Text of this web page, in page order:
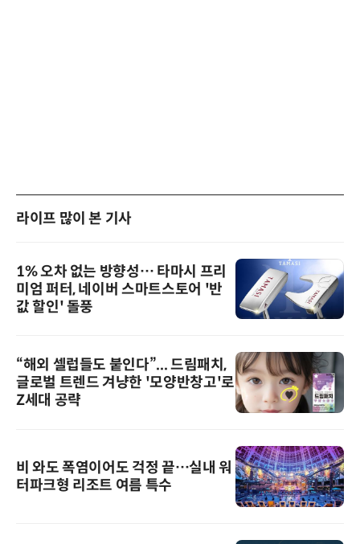
라이프 많이 본 기사
1% 오차 없는 방향성… 타마시 프리
미엄 퍼터, 네이버 스마트스토어 '반
값 할인' 돌풍
“해외 셀럽들도 붙인다”... 드림패치,
글로벌 트렌드 겨냥한 '모양반창고'로
Z세대 공략
비 와도 폭염이어도 걱정 끝…실내 워
터파크형 리조트 여름 특수